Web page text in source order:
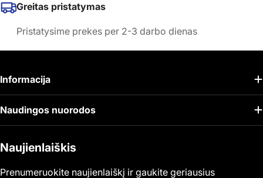
Greitas pristatymas
Pristatysime prekes per 2-3 darbo dienas
Naujienlaiškis
Prenumeruokite naujienlaiškį ir gaukite geriausius
Informacija
Naudingos nuorodos